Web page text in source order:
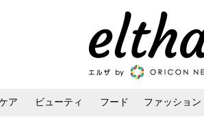
ア ビューティ フード ファッション